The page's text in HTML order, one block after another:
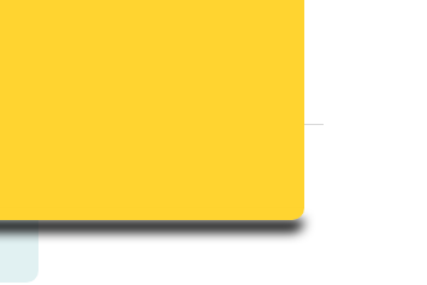
wrażliwych
Deklaracja dostępności